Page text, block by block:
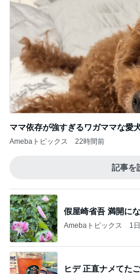
ママ依存が強すぎるワガママな愛
Amebaトピックス 22時間前
記事を
假屋崎省吾 満開に
Amebaトピックス 1
ヒデ 正直ナメてた